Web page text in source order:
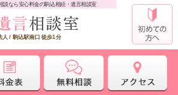
談なら安心料金の駒込相続・遺言相談室
人 / 駒込駅南口 徒歩1分